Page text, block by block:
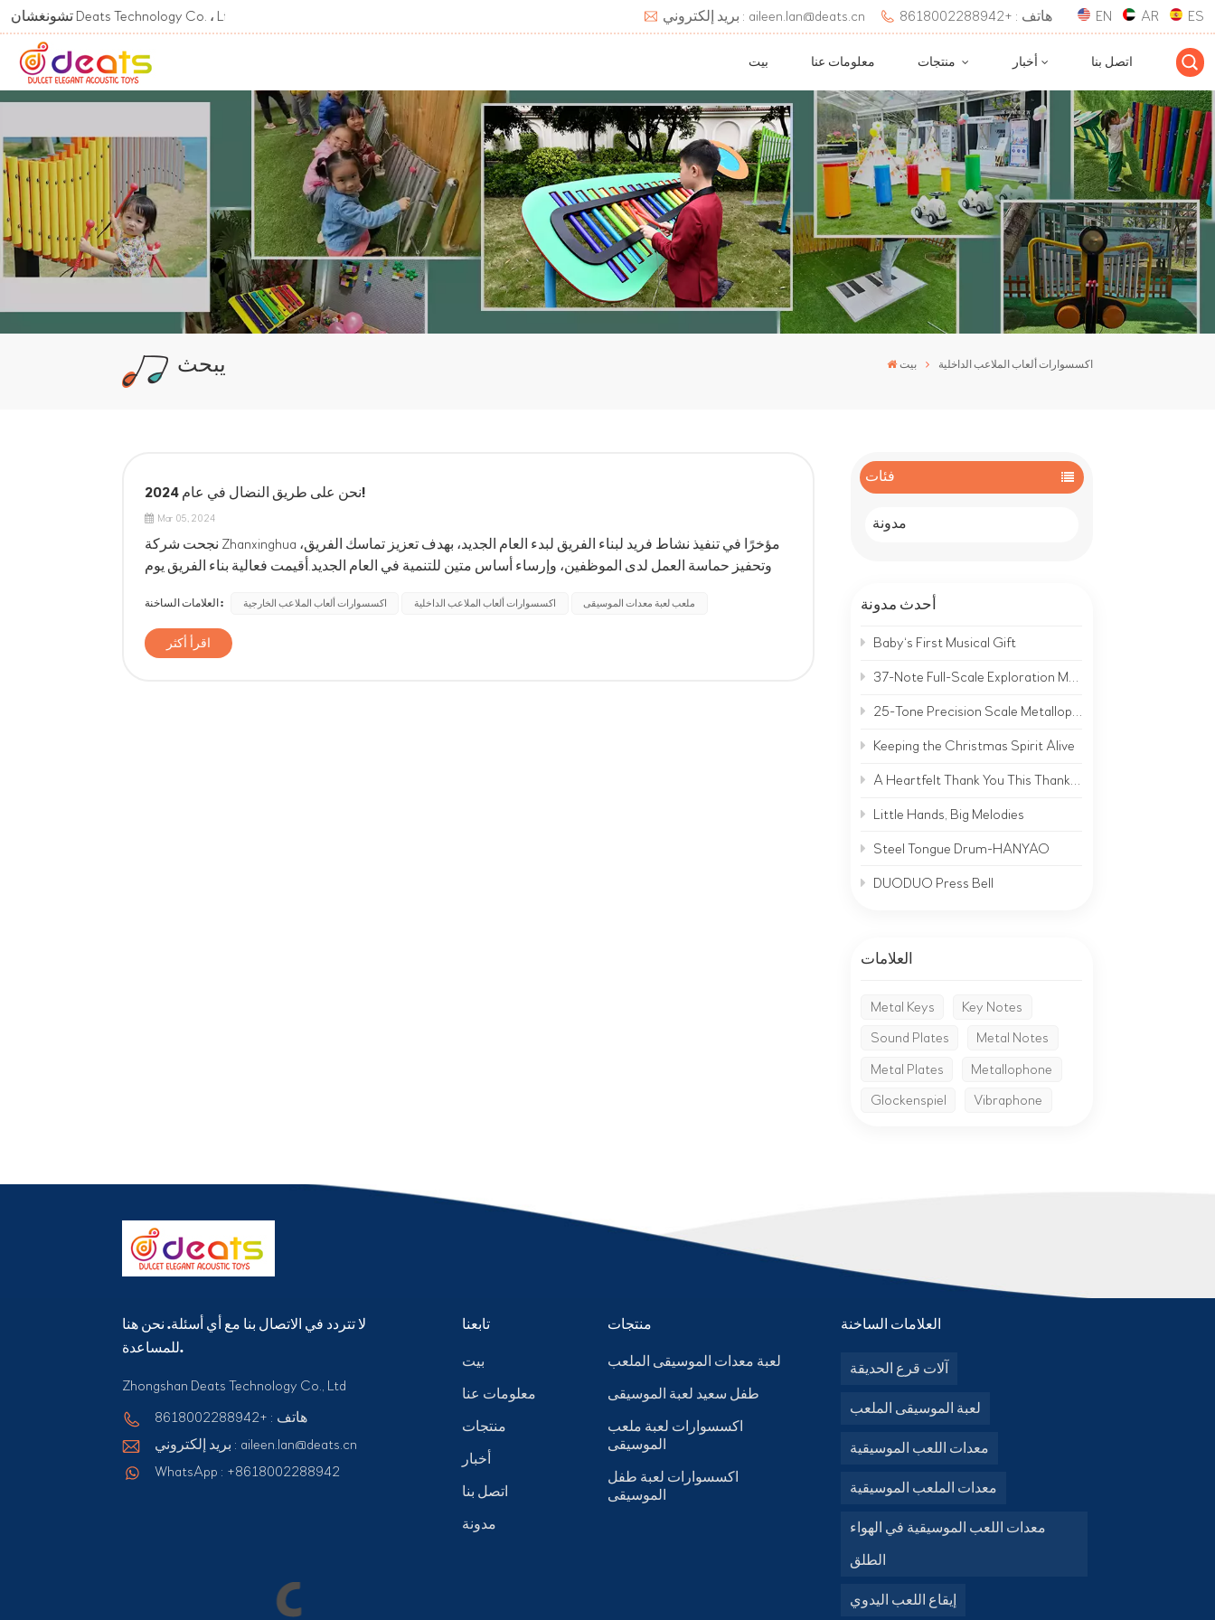
Welcome To تشونغشان Deats Technology Co. ، Ltd. بريد إلكتروني : aileen.lan@deats.cn هاتف : +8618002288942 EN AR ES
بيت معلومات عنا أخبار اتصل بنا
يبحث بيت اكسسوارات ألعاب الملاعب الداخلية
فئات
مدونة
أحدث مدونة
Baby‘s First Musical Gift
37-Note Full-Scale Exploration Metallophone | A Complete Musical World on Metal
25-Tone Precision Scale Metallophone | Hear the Clear, Bright Sound of Metal
Keeping the Christmas Spirit Alive
A Heartfelt Thank You This Thanksgiving
Little Hands, Big Melodies
Steel Tongue Drum-HANYAO
DUODUO Press Bell
العلامات
Metal Keys
Key Notes
Sound Plates
Metal Notes
Metal Plates
Metallophone
Glockenspiel
Vibraphone
نحن على طريق النضال في عام 2024!
Mar 05, 2024
نجحت شركة Zhanxinghua مؤخرًا في تنفيذ نشاط فريد لبناء الفريق لبدء العام الجديد، بهدف تعزيز تماسك الفريق،
وتحفيز حماسة العمل لدى الموظفين، وإرساء أساس متين للتنمية في العام الجديد.أقيمت فعالية بناء الفريق يوم
العلامات الساخنة : اكسسوارات ألعاب الملاعب الخارجية اكسسوارات ألعاب الملاعب الداخلية ملعب لعبة معدات الموسيقى
اقرأ أكثر
لا تتردد في الاتصال بنا مع أي أسئلة. نحن هنا
للمساعدة.
Zhongshan Deats Technology Co., Ltd
هاتف : +8618002288942
بريد إلكتروني : aileen.lan@deats.cn
WhatsApp : +8618002288942
تابعنا
بيت
معلومات عنا
منتجات
أخبار
اتصل بنا
مدونة
منتجات
لعبة معدات الموسيقى الملعب
طفل سعيد لعبة الموسيقى
اكسسوارات لعبة ملعب
الموسيقى
اكسسوارات لعبة طفل
الموسيقى
العلامات الساخنة
آلات قرع الحديقة
لعبة الموسيقى الملعب
معدات اللعب الموسيقية
معدات الملعب الموسيقية
معدات اللعب الموسيقية في الهواء
الطلق
إيقاع اللعب اليدوي